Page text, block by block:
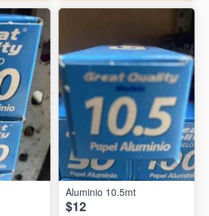
Aluminio 10.5mt
$12